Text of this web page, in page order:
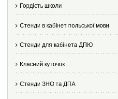
Гордість школи
Стенди в кабінет польської мови
Стенди для кабінета ДПЮ
Класний куточок
Стенди ЗНО та ДПА